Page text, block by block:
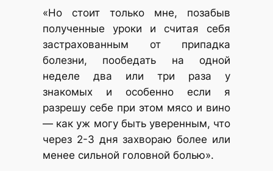
«Но стоит только мне, позабыв
полученные уроки и считая себя
застрахованным от припадка
болезни, пообедать на одной
неделе два или три раза у
знакомых и особенно если я
разрешу себе при этом мясо и вино
— как уж могу быть уверенным, что
через 2-3 дня захвораю более или
менее сильной головной болью».